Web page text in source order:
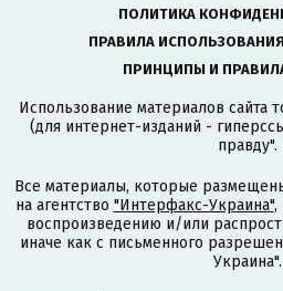
ПОЛИТИКА
ПРАВИЛА
ПРИНЦИПЫ И
Использование материалов сайта
(для интернет-изданий -
правду".
Все материалы, которые
на агентство "Интерфакс-Украина",
воспроизведению и/или
иначе как с письменного
Украина".